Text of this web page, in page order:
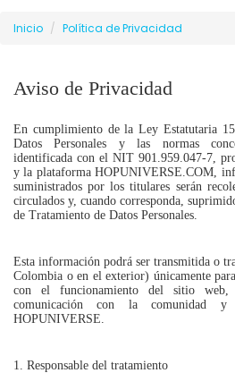
Inicio Política de Privacidad
Aviso de Privacidad
En cumplimiento de la Ley Estatutaria
Datos Personales y las normas
identificada con el NIT 901.959.047-7,
y la plataforma HOPUNIVERSE.COM,
suministrados por los titulares serán
circulados y, cuando corresponda,
de Tratamiento de Datos Personales.
Esta información podrá ser transmitida o
Colombia o en el exterior) únicamente
con el funcionamiento del sitio
comunicación con la comunidad
HOPUNIVERSE.
1. Responsable del tratamiento